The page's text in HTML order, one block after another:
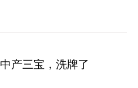
中产三宝，洗牌了